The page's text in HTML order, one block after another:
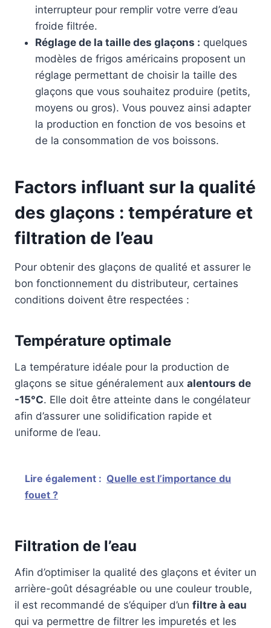
interrupteur pour remplir votre verre d’eau
froide filtrée.
Réglage de la taille des glaçons : quelques
modèles de frigos américains proposent un
réglage permettant de choisir la taille des
glaçons que vous souhaitez produire (petits,
moyens ou gros). Vous pouvez ainsi adapter
la production en fonction de vos besoins et
de la consommation de vos boissons.
Factors influant sur la qualité
des glaçons : température et
filtration de l’eau
Pour obtenir des glaçons de qualité et assurer le
bon fonctionnement du distributeur, certaines
conditions doivent être respectées :
Température optimale
La température idéale pour la production de
glaçons se situe généralement aux alentours de
-15°C. Elle doit être atteinte dans le congélateur
afin d’assurer une solidification rapide et
uniforme de l’eau.
Lire également : Quelle est l’importance du
fouet ?
Filtration de l’eau
Afin d’optimiser la qualité des glaçons et éviter un
arrière-goût désagréable ou une couleur trouble,
il est recommandé de s’équiper d’un filtre à eau
qui va permettre de filtrer les impuretés et les